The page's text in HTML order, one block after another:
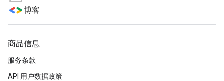
博客
商品信息
服务条款
API 用户数据政策